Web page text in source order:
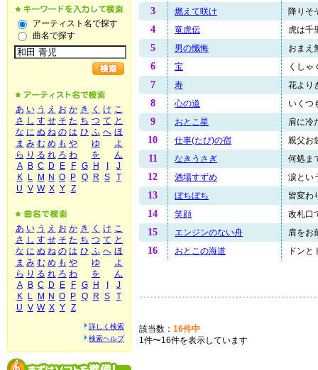
アーティスト名で探す
曲名で探す
あ い う え お か き く け こ
さ し す せ そ た ち つ て と
な に ぬ ね の は ひ ふ へ ほ
ま み む め も や ゆ
よ
ら り る れ ろ わ を
ん
A
B C D E F G H
J
K
L M N O P Q R S
T
U V W X Y Z
あ い う え お か き く け こ
さ し す せ そ た ち つ て と
な に ぬ ね の は ひ ふ へ ほ
ま み む め も や ゆ
よ
ら り る れ ろ わ を
ん
A
B C D E F G H
J
K
L M N O P Q R S
T
U V W X Y Z
詳しく検索
検索ヘルプ
3 燃えて咲け 降りそ
4 竜虎伝 虎は千
5 男の懺悔 おまえ
6 宝 くしゃ
7 寿 花より
8 心の道 いくつ
9 おとこ星 肩に冷
10 仕事(たび)の宿 親父お
11 なきうさぎ 何処ま
12 酒場すずめ 涙とい
13 ぼちぼち 皆変わ
14 笑顔 改札口
15 エンジンのない舟 肩をお
16 おとこの海道 ドンと
該当数： 16件中
1件〜16件を表示しています